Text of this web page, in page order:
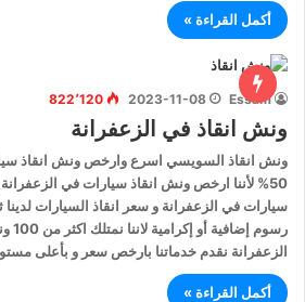
أكمل القراءة »
Essam
2023-11-08 822٬120
ونش انقاذ في الزعفرانة
ونش انقاذ السويسي اسرع وارخص ونش انقاذ
50% لأننا ارخص ونش انقاذ سيارات في
سيارات في الزعفرانة و سعر انقاذ السيارات
الزعفرانة نقدم خدماتنا بارخص سعر و بأعلى
أكمل القراءة »